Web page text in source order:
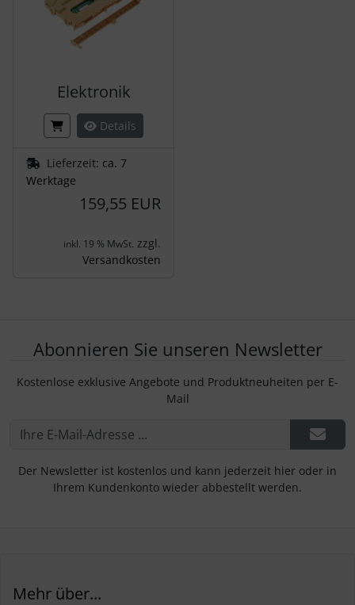
Elektronik
Details
Lieferzeit: ca. 7
Werktage
159,55 EUR
inkl. 19 % MwSt. zzgl.
Versandkosten
Abonnieren Sie unseren Newsletter
Kostenlose exklusive Angebote und Produktneuheiten per E-
Mail
Der Newsletter ist kostenlos und kann jederzeit hier oder in
Ihrem Kundenkonto wieder abbestellt werden.
Mehr über...